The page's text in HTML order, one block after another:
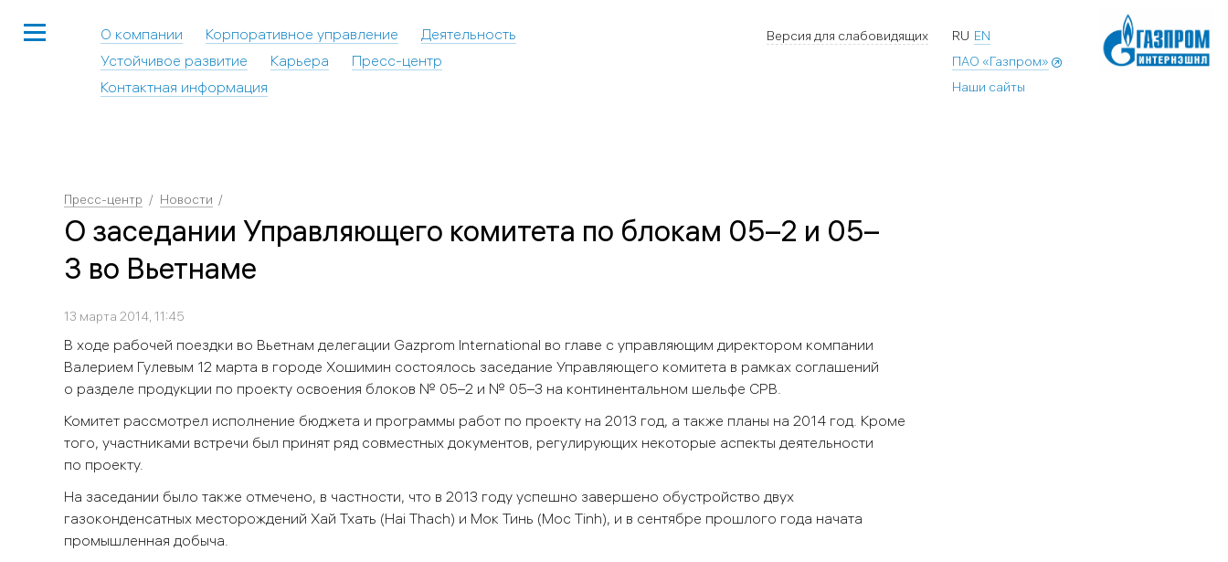
О компании Корпоративное управление
Деятельность
Устойчивое развитие
Карьера
Пресс-центр
Контактная информация
RU EN
ПАО «Газпром»
Наши сайты
Версия для слабовидящих
Пресс-центр Новости
О заседании Управляющего комитета по блокам 05–2 и 05–
3 во Вьетнаме
13 марта 2014, 11:45
В ходе рабочей поездки во Вьетнам делегации Gazprom International во главе с управляющим директором компании
Валерием Гулевым 12 марта в городе Хошимин состоялось заседание Управляющего комитета в рамках соглашений
о разделе продукции по проекту освоения блоков № 05–2 и № 05–3 на континентальном шельфе СРВ.
Комитет рассмотрел исполнение бюджета и программы работ по проекту на 2013 год, а также планы на 2014 год. Кроме
того, участниками встречи был принят ряд совместных документов, регулирующих некоторые аспекты деятельности
по проекту.
На заседании было также отмечено, в частности, что в 2013 году успешно завершено обустройство двух
газоконденсатных месторождений Хай Тхать (Hai Thach) и Мок Тинь (Moc Tinh), и в сентябре прошлого года начата
промышленная добыча.